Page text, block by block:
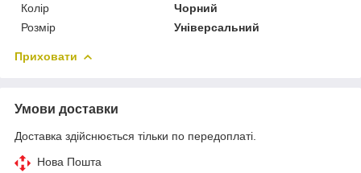
Колір
Чорний
Розмір
Універсальний
Приховати
Умови доставки
Доставка здійснюється тільки по передоплаті.
Нова Пошта